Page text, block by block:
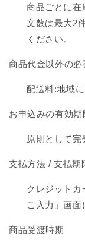
商品ごとに在
文数は最大2
ください。
商品代金以外の必
配送料:地域
お申込みの有効期
原則として完
支払方法 / 支払期
クレジット
ご入力」画面
商品受渡時期